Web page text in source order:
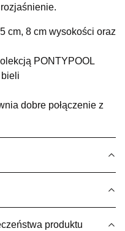
Wybierz
229,00 zł
cm, 8 cm wysokości oraz
PONTYPOOL
dobre połączenie z
produktu